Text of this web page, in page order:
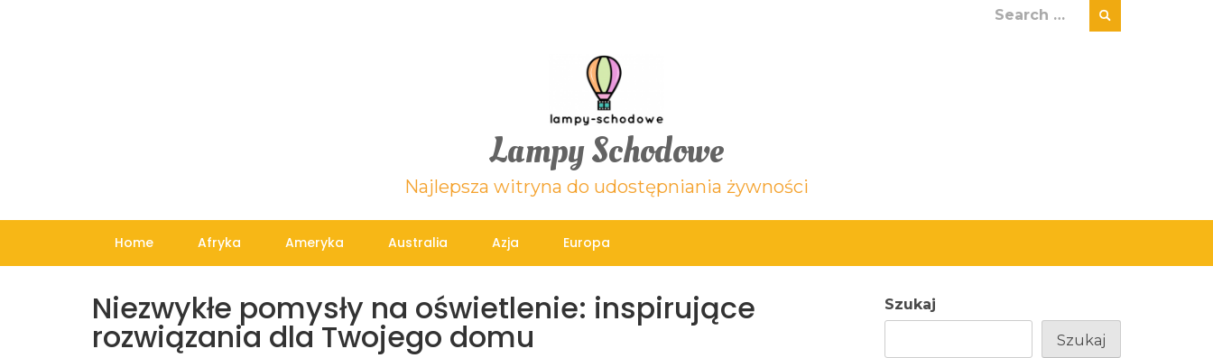
Search
Lampy Schodowe
Najlepsza witryna do udostępniania żywności
Home Afryka Ameryka Australia Azja Europa
Niezwykłe pomysły na oświetlenie: inspirujące
rozwiązania dla Twojego domu
Szukaj
Szukaj